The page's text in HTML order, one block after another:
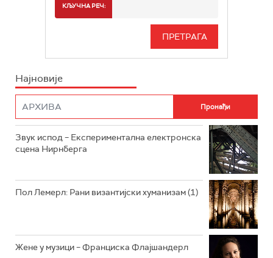
РАДИО БЕОГРАД 3
РАДИО РОКЕНРОЛЕР
РАДИО ЏЕЗЕР
ИНФО
КЉУЧНА РЕЧ:
Најновије
Звук испод – Експериментална електронска
сцена Нирнберга
Пол Лемерл: Рани византијски хуманизам (1)
Жене у музици – Франциска Флајшандерл